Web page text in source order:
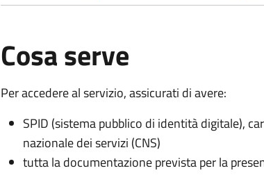
Cosa serve
Per accedere al servizio, assicurati di avere:
SPID (sistema pubblico di identità digitale),
nazionale dei servizi (CNS)
tutta la documentazione prevista per la